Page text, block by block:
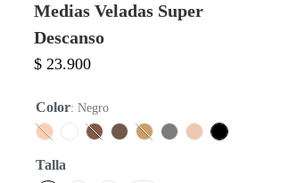
Medias Veladas Super
Descanso
$ 23.900
Color: Negro
Talla